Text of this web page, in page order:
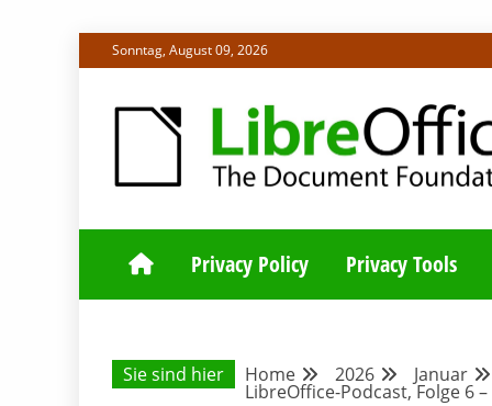
to
Sonntag, August 09, 2026
DEUTSCHER
Privacy Policy Privacy Tools
Sie sind hier Home 2026 Januar
LibreOffice-Podcast, Folge 6